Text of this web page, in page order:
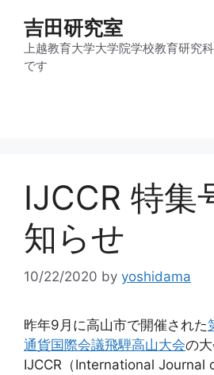
吉田研究室
上越教育大学大学院学校教育研究
です
IJCCR 特集
知らせ
10/22/2020 by yoshidama
昨年9月に高山市で開催された
通貨国際会議飛騨高山大会の
IJCCR（International Journal